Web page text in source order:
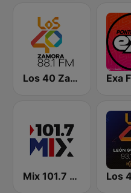
Los 40 Zamora
Mix 101.7 FM Morelia